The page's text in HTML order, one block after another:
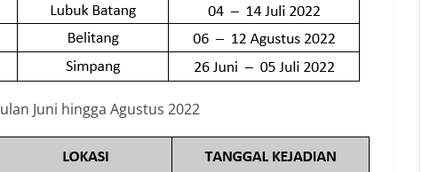
Juni hingga Agustus 2022